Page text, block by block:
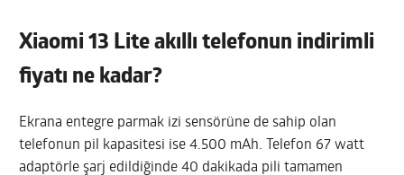
Xiaomi 13 Lite akıllı telefonun indirimli
fiyatı ne kadar?
Ekrana entegre parmak izi sensörüne de sahip olan
telefonun pil kapasitesi ise 4.500 mAh. Telefon 67 watt
adaptörle şarj edildiğinde 40 dakikada pili tamamen